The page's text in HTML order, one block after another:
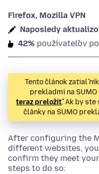
Firefox, Mozilla VPN
Naposledy
42% používateľov
Tento článok zatiaľ
prekladmi na
teraz preložiť. Ak by ste
články na SUMO
After configuring the
different websites,
confirm they meet
steps to do so: